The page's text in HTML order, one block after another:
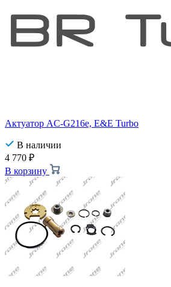
Актуатор AC-G216e, E&E Turbo
В наличии
4 770 ₽
В корзину